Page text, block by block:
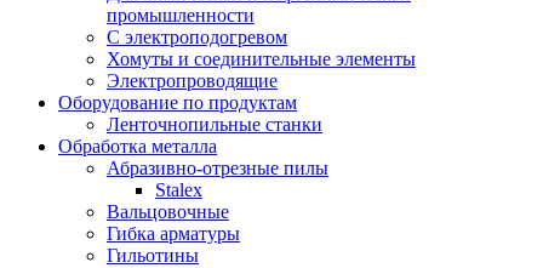
промышленности
С электроподогревом
Хомуты и соединительные элементы
Электропроводящие
Оборудование по продуктам
Ленточнопильные станки
Обработка металла
Абразивно-отрезные пилы
Stalex
Вальцовочные
Гибка арматуры
Гильотины